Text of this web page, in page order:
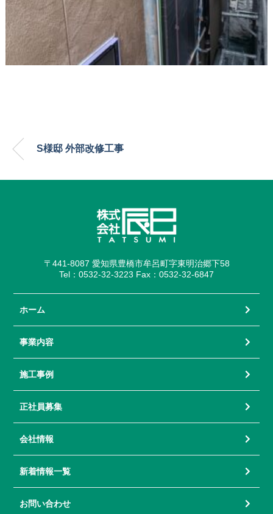
S様邸 外部改修工事
〒441-8087 愛知県豊橋市牟呂町字東明治郷下58
Tel：0532-32-3223 Fax：0532-32-6847
ホーム
事業内容
施工事例
正社員募集
会社情報
新着情報一覧
お問い合わせ